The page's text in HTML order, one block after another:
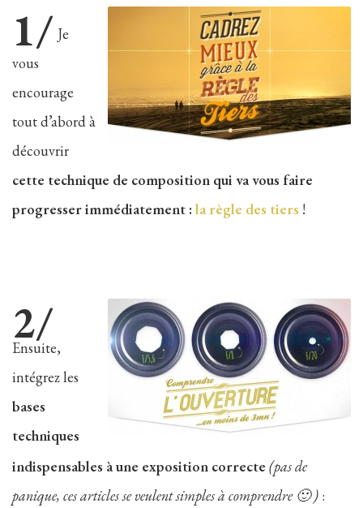
1/ Je
vous
encourage
tout d’abord à
découvrir
cette technique de composition qui va vous faire
progresser immédiatement :la règle des tiers !
2/
Ensuite,
intégrez les
bases
techniques
indispensables à une exposition correcte (pas de
panique, ces articles se veulent simples à comprendre 🙂 ) :